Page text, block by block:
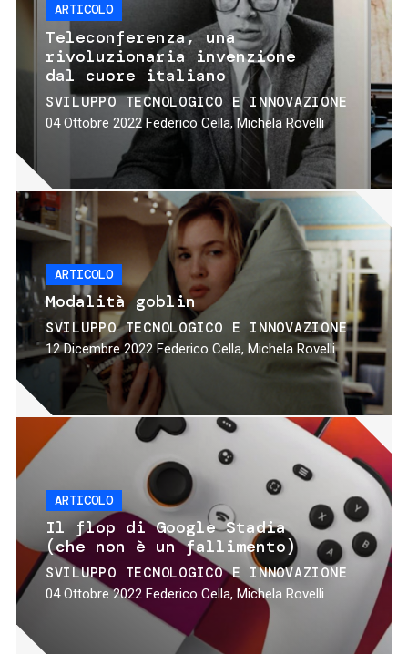
ARTICOLO
Teleconferenza, una
rivoluzionaria invenzione
dal cuore italiano
SVILUPPO TECNOLOGICO E INNOVAZIONE
04 Ottobre 2022 Federico Cella, Michela Rovelli
ARTICOLO
Modalità goblin
SVILUPPO TECNOLOGICO E INNOVAZIONE
12 Dicembre 2022 Federico Cella, Michela Rovelli
ARTICOLO
Il flop di Google Stadia
(che non è un fallimento)
SVILUPPO TECNOLOGICO E INNOVAZIONE
04 Ottobre 2022 Federico Cella, Michela Rovelli